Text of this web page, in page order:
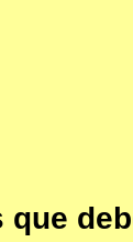
que